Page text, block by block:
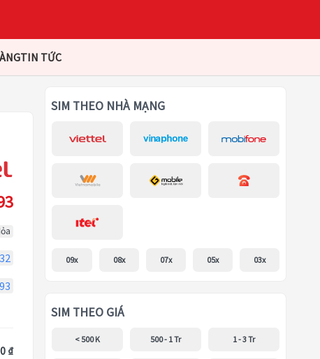
TIN TỨC
₫
SIM THEO NHÀ MẠNG
09x 08x 07x 05x 03x
SIM THEO GIÁ
< 500 K 500 - 1 Tr 1 - 3 Tr